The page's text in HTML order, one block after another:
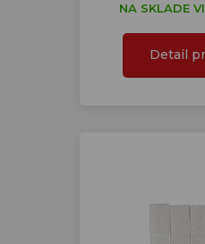
NA SKLADE
Detail